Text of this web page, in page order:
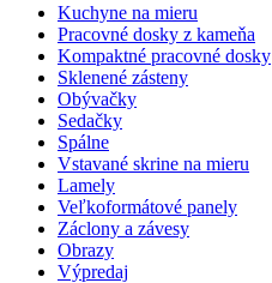
Kuchyne na mieru
Pracovné dosky z kameňa
Kompaktné pracovné dosky
Sklenené zásteny
Obývačky
Sedačky
Spálne
Vstavané skrine na mieru
Lamely
Veľkoformátové panely
Záclony a závesy
Obrazy
Výpredaj